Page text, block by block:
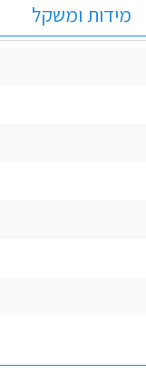
מידות ומשקל